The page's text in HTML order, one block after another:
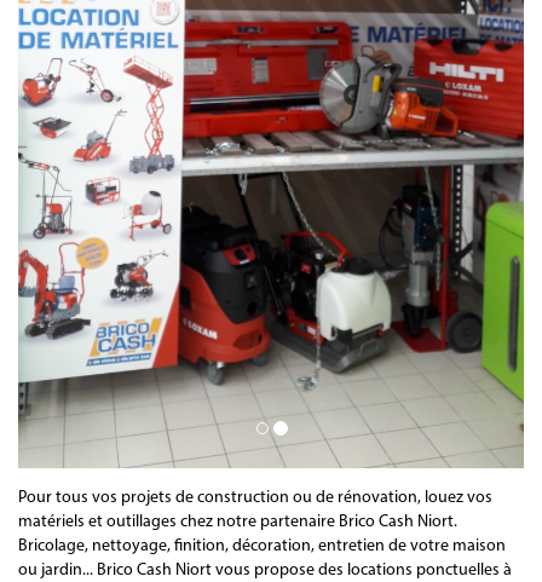
Pour tous vos projets de construction ou de rénovation, louez vos
matériels et outillages chez notre partenaire Brico Cash Niort.
Bricolage, nettoyage, finition, décoration, entretien de votre maison
ou jardin... Brico Cash Niort vous propose des locations ponctuelles à